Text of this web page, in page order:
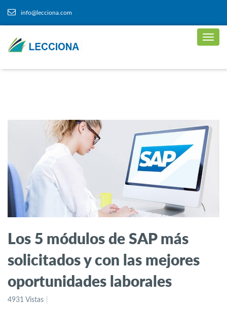
info@lecciona.com
Los 5 módulos de SAP más
solicitados y con las mejores
oportunidades laborales
4931 Vistas